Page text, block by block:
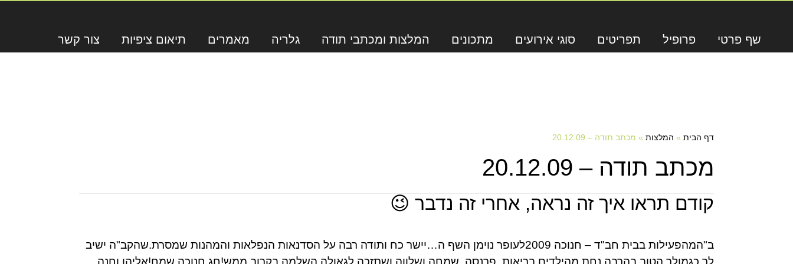
שף פרטי פרופיל תפריטים סוגי אירועים מתכונים המלצות ומכתבי תודה גלריה מאמרים תיאום ציפיות צור קשר
דף הבית » המלצות » מכתב תודה – 20.12.09
מכתב תודה – 20.12.09
קודם תראו איך זה נראה, אחרי זה נדבר 😉
ב"המהפעילות בבית חב"ד – חנוכה 2009לעופר נוימן השף ה…יישר כח ותודה רבה על הסדנאות הנפלאות והמהנות שמסרת.שהקב"ה ישיב